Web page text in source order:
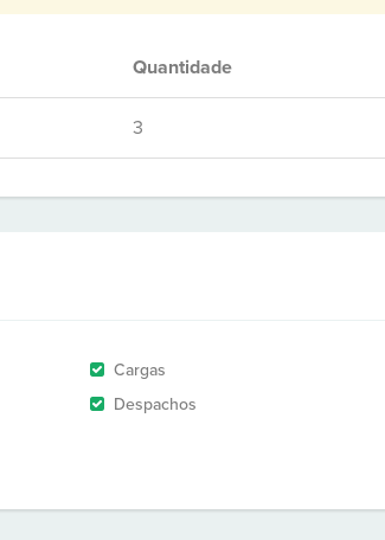
Quantidade
3
Cargas
Despachos